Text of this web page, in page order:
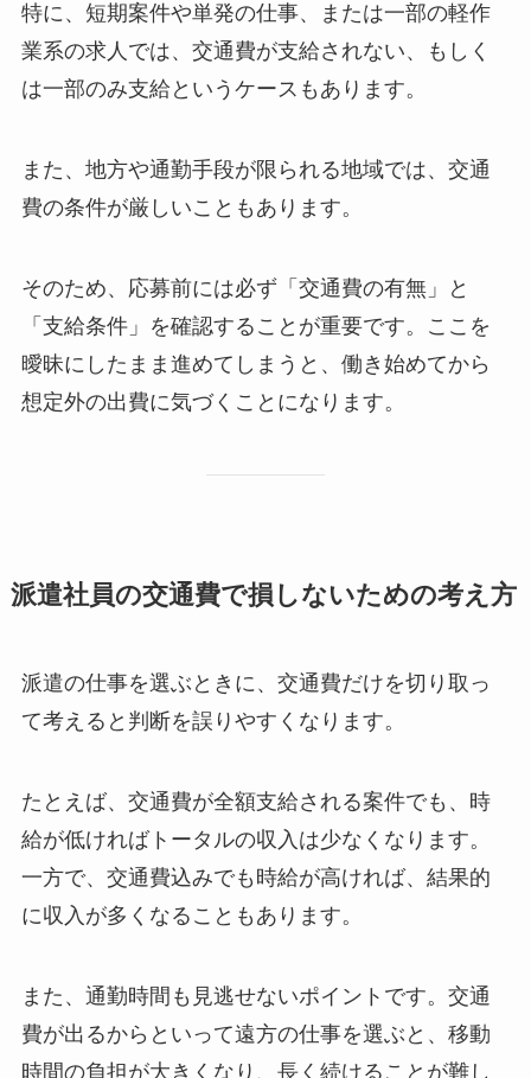
特に、短期案件や単発の仕事、または一部の軽作
業系の求人では、交通費が支給されない、もしく
は一部のみ支給というケースもあります。
また、地方や通勤手段が限られる地域では、交通
費の条件が厳しいこともあります。
そのため、応募前には必ず「交通費の有無」と
「支給条件」を確認することが重要です。ここを
曖昧にしたまま進めてしまうと、働き始めてから
想定外の出費に気づくことになります。
派遣社員の交通費で損しないための考え方
派遣の仕事を選ぶときに、交通費だけを切り取っ
て考えると判断を誤りやすくなります。
たとえば、交通費が全額支給される案件でも、時
給が低ければトータルの収入は少なくなります。
一方で、交通費込みでも時給が高ければ、結果的
に収入が多くなることもあります。
また、通勤時間も見逃せないポイントです。交通
費が出るからといって遠方の仕事を選ぶと、移動
時間の負担が大きくなり、長く続けることが難し